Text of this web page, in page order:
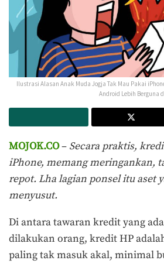
Ilustrasi Alasan Anak Muda Jogja Tak Mau Pakai
Android Lebih Berguna
MOJOK.CO– Secara praktis,
iPhone, memang meringankan,
repot. Lha lagian ponsel itu aset
menyusut.
Di antara tawaran kredit yang
dilakukan orang, kredit HP
paling tak masuk akal, minimal